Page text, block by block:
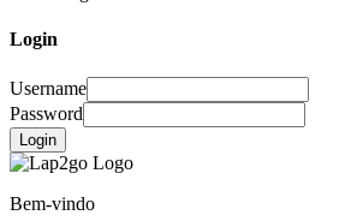
Login
Username
Password
Login
Bem-vindo